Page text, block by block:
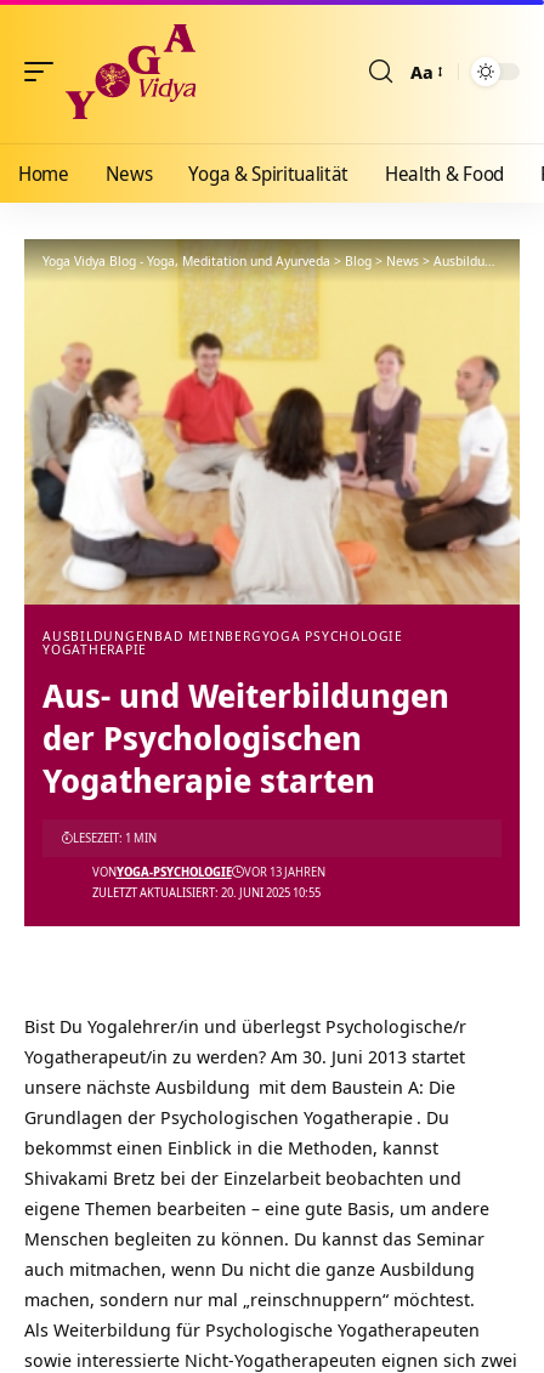
Aa
Home News Yoga & Spiritualität Health & Food
Yoga Vidya Blog - Yoga, Meditation und Ayurveda>Blog>News>Ausbildungen >
AUSBILDUNGEN BAD MEINBERGYOGA PSYCHOLOGIE
YOGATHERAPIE
Aus- und Weiterbildungen
der Psychologischen
Yogatherapie starten
ZULETZT AKTUALISIERT: 20. JUNI 2025 10:55
VONYOGA-PSYCHOLOGIE VOR 13 JAHREN
LESEZEIT: 1 MIN
Bist Du Yogalehrer/in und überlegst Psychologische/r
Yogatherapeut/in zu werden? Am 30. Juni 2013 startet
unsere nächste Ausbildung mit dem Baustein A: Die
Grundlagen der Psychologischen Yogatherapie . Du
bekommst einen Einblick in die Methoden, kannst
Shivakami Bretz bei der Einzelarbeit beobachten und
eigene Themen bearbeiten – eine gute Basis, um andere
Menschen begleiten zu können. Du kannst das Seminar
auch mitmachen, wenn Du nicht die ganze Ausbildung
machen, sondern nur mal „reinschnuppern“ möchtest.
Als Weiterbildung für Psychologische Yogatherapeuten
sowie interessierte Nicht-Yogatherapeuten eignen sich zwei